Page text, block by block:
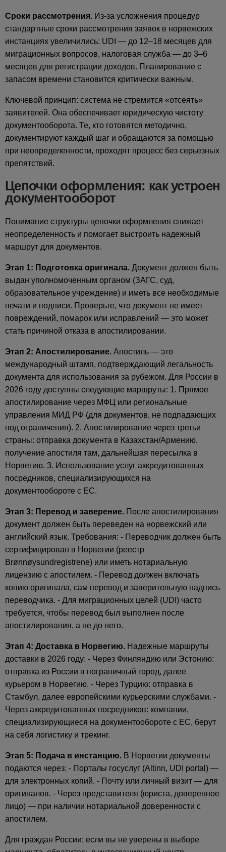
Сроки рассмотрения. Из-за усложнения процедур
стандартные сроки рассмотрения заявок в норвежских
инстанциях увеличились: UDI — до 12–18 месяцев для
миграционных вопросов, налоговая служба — до 3–6
месяцев для регистрации доходов. Планирование с
запасом времени становится критически важным.
Ключевой принцип: система не стремится «отсеять»
заявителей. Она обеспечивает юридическую чистоту
документооборота. Те, кто готовятся методично,
документируют каждый шаг и обращаются за помощью
при неопределенности, проходят процесс без серьезных
препятствий.
Цепочки оформления: как устроен
документооборот
Понимание структуры цепочки оформления снижает
неопределенность и помогает выстроить надежный
маршрут для документов.
Этап 1: Подготовка оригинала. Документ должен быть
выдан уполномоченным органом (ЗАГС, суд,
образовательное учреждение) и иметь все необходимые
печати и подписи. Проверьте, что документ не имеет
повреждений, помарок или исправлений — это может
стать причиной отказа в апостилировании.
Этап 2: Апостилирование. Апостиль — это
международный штамп, подтверждающий легальность
документа для использования за рубежом. Для России в
2026 году доступны следующие маршруты: 1. Прямое
апостилирование через МФЦ или региональные
управления МИД РФ (для документов, не подпадающих
под ограничения). 2. Апостилирование через третьи
страны: отправка документа в Казахстан/Армению,
получение апостиля там, дальнейшая пересылка в
Норвегию. 3. Использование услуг аккредитованных
посредников, специализирующихся на
документообороте с ЕС.
Этап 3: Перевод и заверение. После апостилирования
документ должен быть переведен на норвежский или
английский язык. Требования: - Переводчик должен быть
сертифицирован в Норвегии (реестр
Brønnøysundregistrene) или иметь нотариальную
лицензию с апостилем. - Перевод должен включать
копию оригинала, сам перевод и заверительную надпись
переводчика. - Для миграционных целей (UDI) часто
требуется, чтобы перевод был выполнен после
апостилирования, а не до него.
Этап 4: Доставка в Норвегию. Надежные маршруты
доставки в 2026 году: - Через Финляндию или Эстонию:
отправка из России в пограничный город, далее
курьером в Норвегию. - Через Турцию: отправка в
Стамбул, далее европейскими курьерскими службами. -
Через аккредитованных посредников: компании,
специализирующиеся на документообороте с ЕС, берут
на себя логистику и трекинг.
Этап 5: Подача в инстанцию. В Норвегии документы
подаются через: - Порталы госуслуг (Altinn, UDI portal) —
для электронных копий. - Почту или личный визит — для
оригиналов. - Через представителя (юриста, доверенное
лицо) — при наличии нотариальной доверенности с
апостилем.
Для граждан России: если вы не уверены в выборе